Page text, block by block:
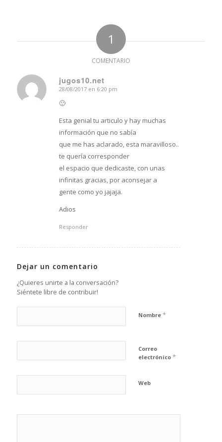
1
COMENTARIO
jugos10.net
Dice:
28/08/2017 en 6:20 pm
🙂
Esta genial tu articulo y hay muchas
información que no sabía
que me has aclarado, esta maravilloso..
te quería corresponder
el espacio que dedicaste, con unas
infinitas gracias, por aconsejar a
gente como yo jajaja.
Adios
Responder
Dejar un comentario
¿Quieres unirte a la conversación?
Siéntete libre de contribuir!
Nombre *
Correo
electrónico *
Web